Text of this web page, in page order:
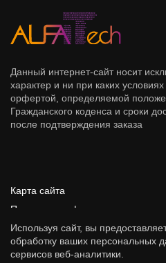
Данный интернет-сайт носит
характер и ни при каких
орфертой, определяемой
Гражданского коденса и сроки
после подтверждения заказа
Карта сайта
Политика конфиденциальности
Используя сайт, вы
обработку ваших персональных
сервисов веб-аналитики.